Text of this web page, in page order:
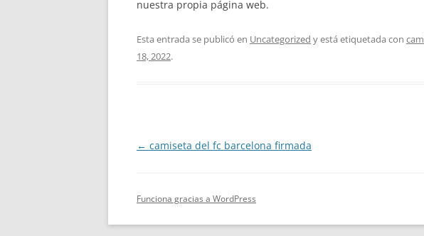
nuestra propia página web.
Esta entrada se publicó en Uncategorized y está etiquetada con
18, 2022.
Navegación
← camiseta del fc barcelona firmada
Funciona gracias a WordPress